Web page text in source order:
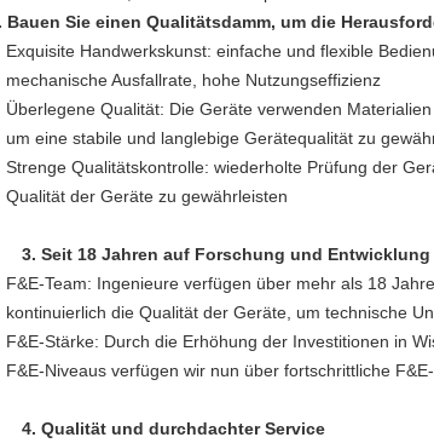
Bauen Sie einen Qualitätsdamm, um die
Exquisite Handwerkskunst: einfache und flexible
mechanische Ausfallrate, hohe Nutzungseffizienz
Überlegene Qualität: Die Geräte verwenden
um eine stabile und langlebige Gerätequalität zu
Strenge Qualitätskontrolle: wiederholte Prüfung der
Qualität der Geräte zu gewährleisten
3. Seit 18 Jahren auf Forschung und
F&E-Team: Ingenieure verfügen über mehr als 18
kontinuierlich die Qualität der Geräte, um technische
F&E-Stärke: Durch die Erhöhung der Investitionen in
F&E-Niveaus verfügen wir nun über fortschrittliche
4. Qualität und durchdachter Service